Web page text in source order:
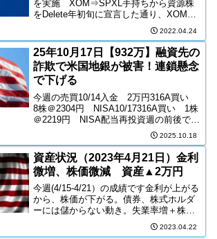
を実施 XOM⇒SPXL手持ちから資源株
をDelete年初旬に宣言した通り、XOMの
売却金額をETFへ移動当初はTECLにしよ
うとしたが、さすがに弱すぎなので、ま
ずはSPXLに入れた報道による...
2022.04.24
25年10月17日【932万】融資先の
詐欺で米国地銀が被害！連鎖懸念
で下げる
今週の売買10/14入金 2万円316A買い
8株＠2304円 NISA10/17316A買い 1株
＠2219円 NISA配当再投資週の前後で
100円下落入金1千円NAS100投信買い 1
千円 NISA今週の成績（10/11～10/17）
米...
2025.10.18
資産状況（2023年4月21日）金利
微増、株価微減 資産▲2万円
今週(4/15-4/21）の成績です金利が上がる
から、株価が下がる。債券、株式ホルダ
ーには儲からない動き。失業率増＋株式
下落＋金利下落のパターンは来るのか。
このパターンが来ることに対して準備し
2023.04.22